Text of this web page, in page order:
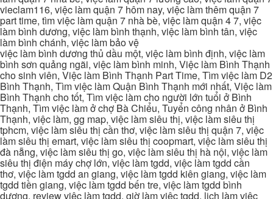
vieclam116, việc làm quận 7 hôm nay, việc làm thêm quận 7
part time, tìm việc làm quận 7 nhà bè, việc làm quận 4 7, việc
làm bình dương, việc làm bình thạnh, việc làm bình tân, việc
làm bình chánh, việc làm bảo vệ
việc làm bình dương thủ dầu một, việc làm bình định, việc làm
bình sơn quảng ngãi, việc làm bình minh, Việc làm Bình Thạnh
cho sinh viên, Việc làm Bình Thạnh Part Time, Tìm việc làm D2
Bình Thạnh, Tìm việc làm Quận Bình Thạnh mới nhất, Việc làm
Bình Thạnh cho tốt, Tìm việc làm cho người lớn tuổi ở Bình
Thạnh, Tìm việc làm ở chợ Bà Chiểu, Tuyển công nhân ở Bình
Thạnh, việc làm, gg map, việc làm siêu thị, việc làm siêu thị
tphcm, việc làm siêu thị cần thơ, việc làm siêu thị quận 7, việc
làm siêu thị emart, việc làm siêu thị coopmart, việc làm siêu thị
đà nẵng, việc làm siêu thị go, việc làm siêu thị hà nội, việc làm
siêu thị điện máy chợ lớn, việc làm tgdd, việc làm tgdd cần
thơ, việc làm tgdd an giang, việc làm tgdd kiên giang, việc làm
tgdd tiền giang, việc làm tgdd bến tre, việc làm tgdd bình
dương, review việc làm tgdd, giờ làm việc tgdd, lịch làm việc